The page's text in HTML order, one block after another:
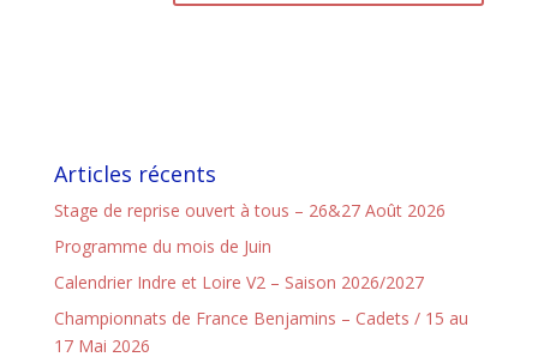
Articles récents
Stage de reprise ouvert à tous – 26&27 Août 2026
Programme du mois de Juin
Calendrier Indre et Loire V2 – Saison 2026/2027
Championnats de France Benjamins – Cadets / 15 au
17 Mai 2026